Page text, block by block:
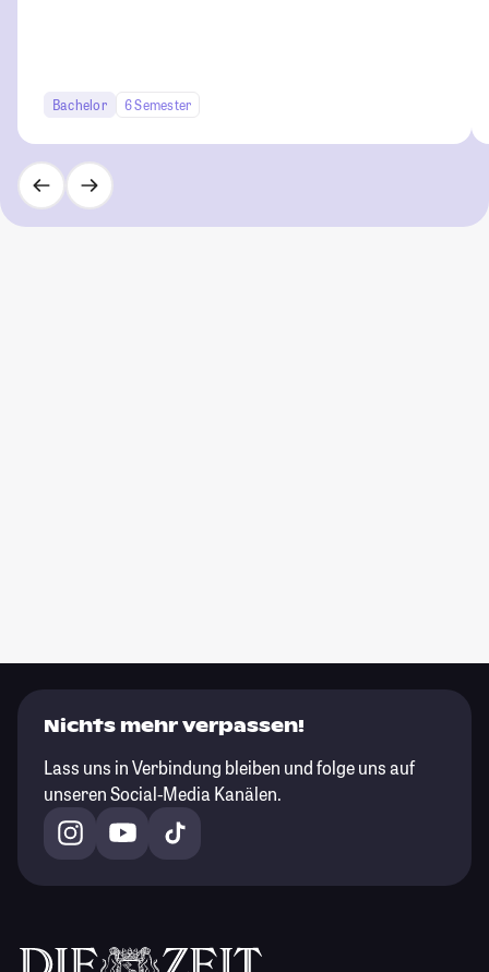
Bachelor 6 Semester
Nichts mehr verpassen!
Lass uns in Verbindung bleiben und folge uns auf
unseren Social-Media Kanälen.